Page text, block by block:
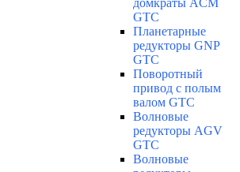
GTC
Планетарные
редукторы GNP
GTC
Поворотный
привод с полым
валом GTC
Волновые
редукторы AGV
GTC
Волновые